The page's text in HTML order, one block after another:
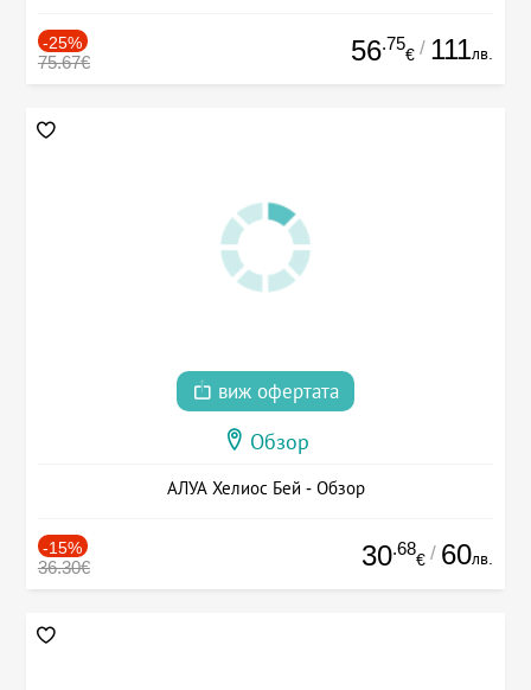
-25%
75.67€ 56.75
€ / 111лв.
виж офертата
Обзор
АЛУА Хелиос Бей - Обзор
-15%
36.30€ 30.68
€ / 60лв.